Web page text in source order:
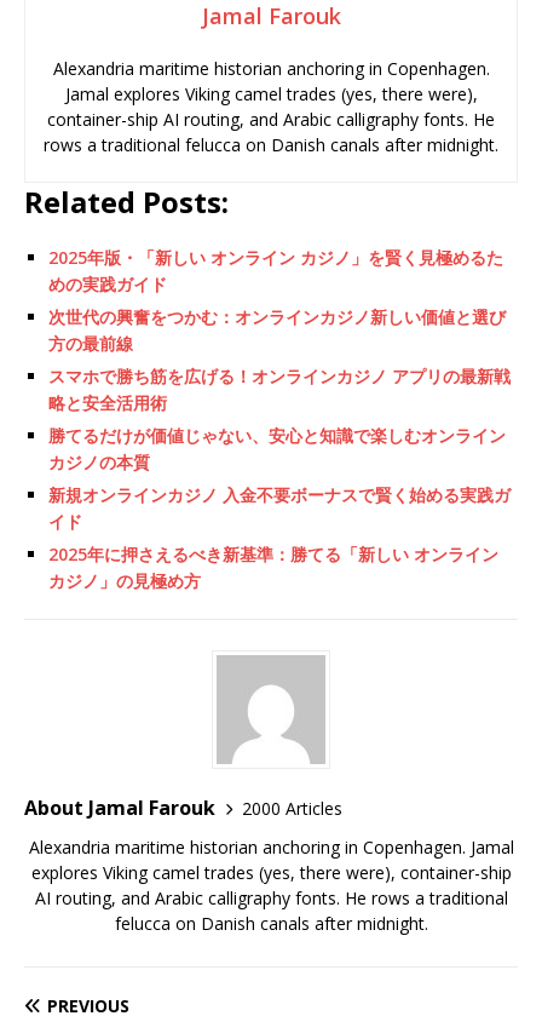
Jamal Farouk
Alexandria maritime historian anchoring in Copenhagen.
Jamal explores Viking camel trades (yes, there were),
container-ship AI routing, and Arabic calligraphy fonts. He
rows a traditional felucca on Danish canals after midnight.
Related Posts:
2025年版・「新しい オンライン カジノ」を賢く見極めるた
めの実践ガイド
次世代の興奮をつかむ：オンラインカジノ新しい価値と選び
方の最前線
スマホで勝ち筋を広げる！オンラインカジノ アプリの最新戦
略と安全活用術
勝てるだけが価値じゃない、安心と知識で楽しむオンライン
カジノの本質
新規オンラインカジノ 入金不要ボーナスで賢く始める実践ガ
イド
2025年に押さえるべき新基準：勝てる「新しい オンライン
カジノ」の見極め方
About Jamal Farouk
2000 Articles
Alexandria maritime historian anchoring in Copenhagen. Jamal
explores Viking camel trades (yes, there were), container-ship
AI routing, and Arabic calligraphy fonts. He rows a traditional
felucca on Danish canals after midnight.
PREVIOUS